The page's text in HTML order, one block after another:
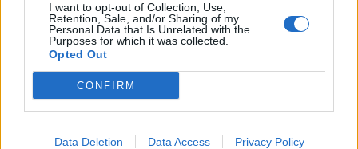
I want to opt-out of Collection, Use,
Retention, Sale, and/or Sharing of my
Personal Data that Is Unrelated with the
Purposes for which it was collected.
Opted Out
CONFIRM
Data Deletion Data Access Privacy Policy
Oblibené místnosti: Žádné
Sledované diskuze:Informace pro uživatele